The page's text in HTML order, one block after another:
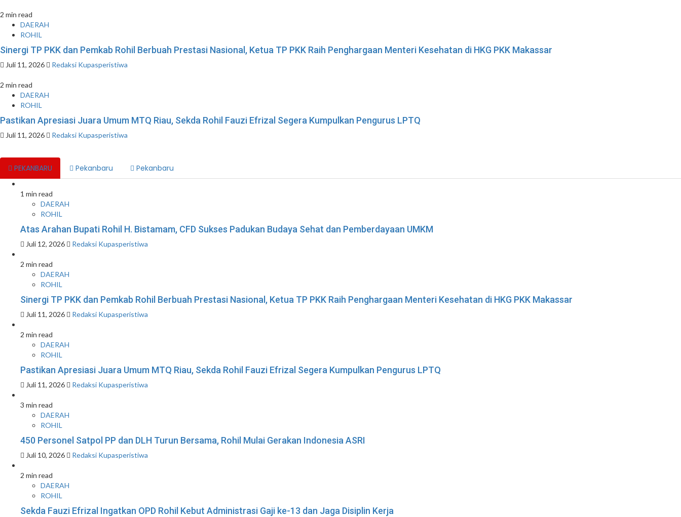
2 min read
DAERAH
ROHIL
Sinergi TP PKK dan Pemkab Rohil Berbuah Prestasi Nasional, Ketua TP PKK Raih Penghargaan Menteri Kesehatan di HKG PKK Makassar
Juli 11, 2026 Redaksi Kupasperistiwa
2 min read
DAERAH
ROHIL
Pastikan Apresiasi Juara Umum MTQ Riau, Sekda Rohil Fauzi Efrizal Segera Kumpulkan Pengurus LPTQ
Juli 11, 2026 Redaksi Kupasperistiwa
PEKANBARU Pekanbaru Pekanbaru
1 min read
DAERAH
ROHIL
Atas Arahan Bupati Rohil H. Bistamam, CFD Sukses Padukan Budaya Sehat dan Pemberdayaan UMKM
Juli 12, 2026 Redaksi Kupasperistiwa
2 min read
DAERAH
ROHIL
Sinergi TP PKK dan Pemkab Rohil Berbuah Prestasi Nasional, Ketua TP PKK Raih Penghargaan Menteri Kesehatan di HKG PKK Makassar
Juli 11, 2026 Redaksi Kupasperistiwa
2 min read
DAERAH
ROHIL
Pastikan Apresiasi Juara Umum MTQ Riau, Sekda Rohil Fauzi Efrizal Segera Kumpulkan Pengurus LPTQ
Juli 11, 2026 Redaksi Kupasperistiwa
3 min read
DAERAH
ROHIL
450 Personel Satpol PP dan DLH Turun Bersama, Rohil Mulai Gerakan Indonesia ASRI
Juli 10, 2026 Redaksi Kupasperistiwa
2 min read
DAERAH
ROHIL
Sekda Fauzi Efrizal Ingatkan OPD Rohil Kebut Administrasi Gaji ke-13 dan Jaga Disiplin Kerja